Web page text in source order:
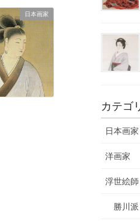
日本画家
カテゴ
日本画家
洋画家
浮世絵師
勝川派